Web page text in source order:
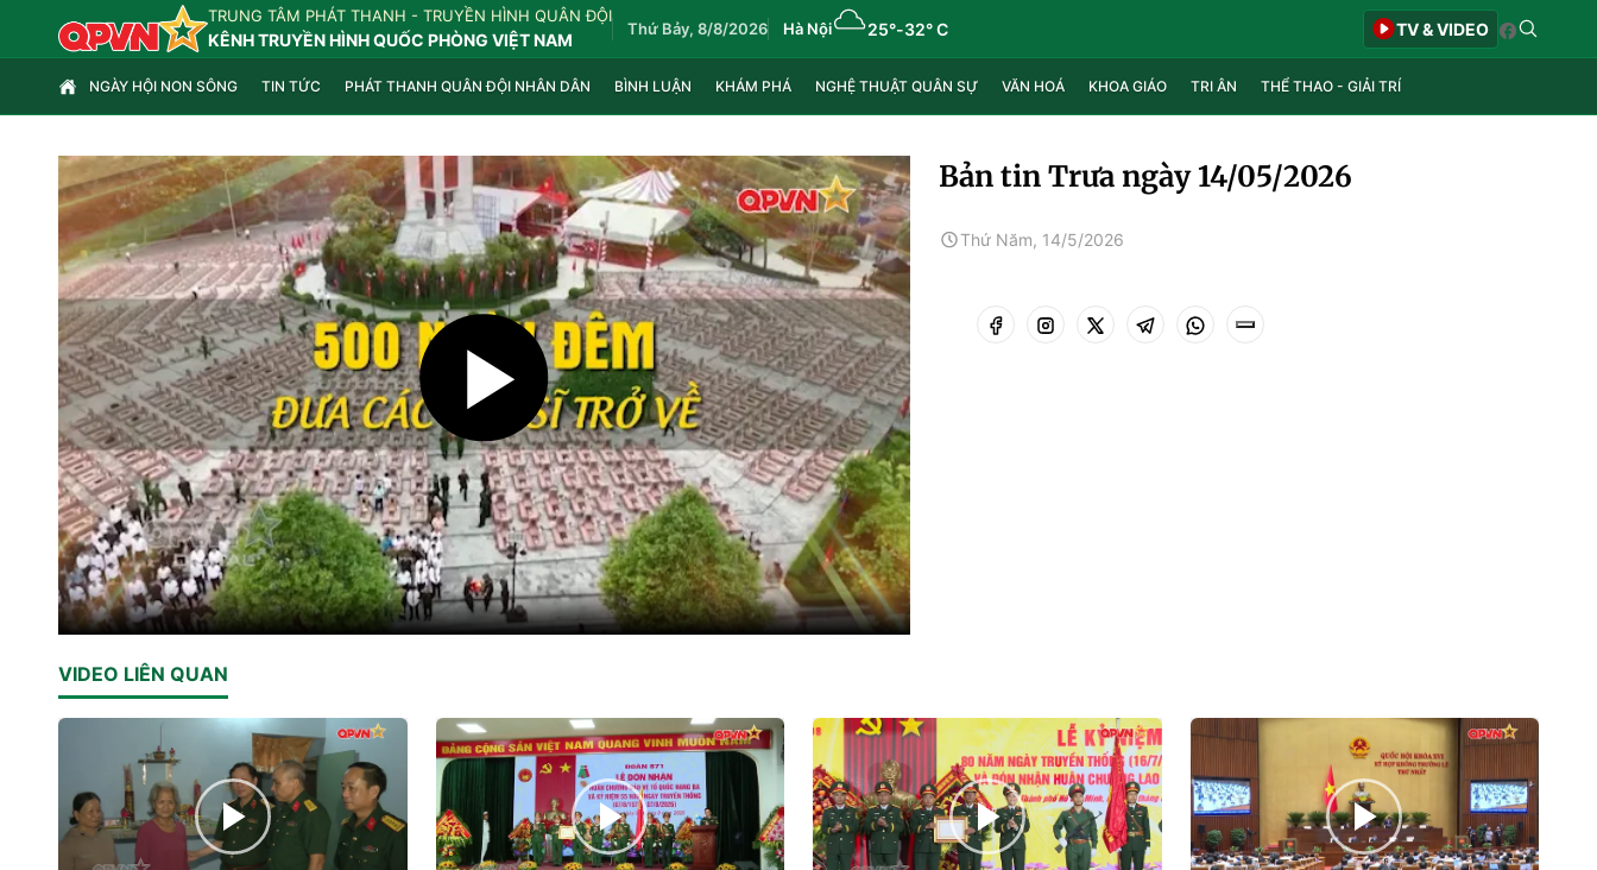
TRUNG TÂM PHÁT THANH - TRUYỀN HÌNH QUÂN ĐỘI
KÊNH TRUYỀN HÌNH QUỐC PHÒNG VIỆT NAM
Thứ Bảy, 8/8/2026 Hà Nội 25°-32° C TV & VIDEO
NGÀY HỘI NON SÔNG TIN TỨC PHÁT THANH QUÂN ĐỘI NHÂN DÂN BÌNH LUẬN KHÁM PHÁ NGHỆ THUẬT QUÂN SỰ VĂN HOÁ KHOA GIÁO TRI ÂN THỂ THAO - GIẢI TRÍ
Bản tin Trưa ngày 14/05/2026
Thứ Năm, 14/5/2026
VIDEO LIÊN QUAN